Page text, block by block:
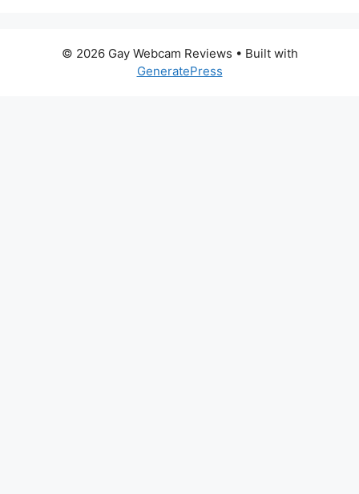
© 2026 Gay Webcam Reviews • Built with
GeneratePress